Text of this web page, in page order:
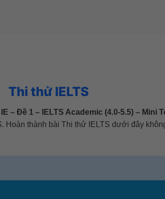
Thi thử IELTS
IE – Đề 1 – IELTS Academic (4.0-5.5) – Mini
thành bài Thi thử IELTS dưới đây